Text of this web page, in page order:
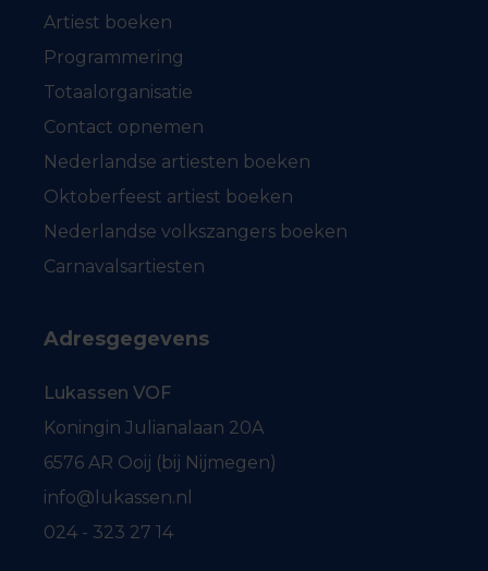
Artiest boeken
Programmering
Totaalorganisatie
Contact opnemen
Nederlandse artiesten boeken
Oktoberfeest artiest boeken
Nederlandse volkszangers boeken
Carnavalsartiesten
Adresgegevens
Lukassen VOF
Koningin Julianalaan 20A
6576 AR Ooij (bij Nijmegen)
info@lukassen.nl
024 - 323 27 14